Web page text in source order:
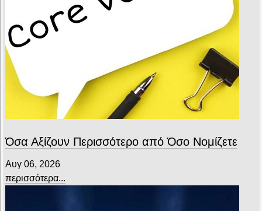
Όσα Αξίζουν Περισσότερο από Όσο Νομίζετε
Αυγ 06, 2026
περισσότερα...